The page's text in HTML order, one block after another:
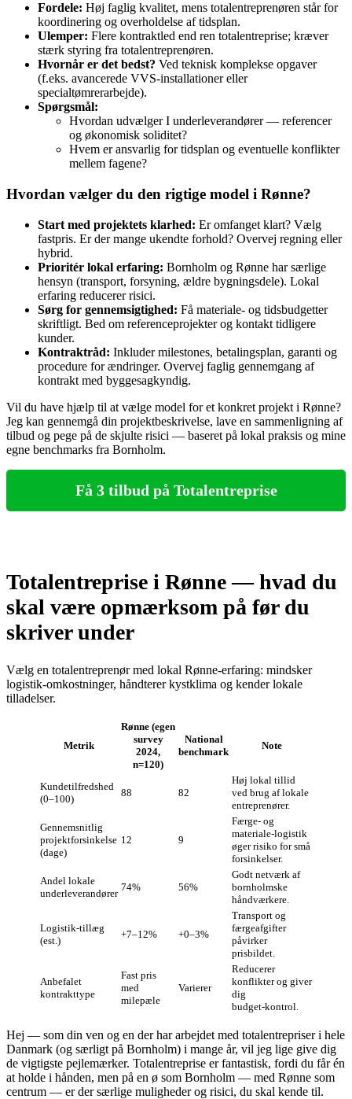
Fordele: Høj faglig kvalitet, mens totalentreprenøren står for
koordinering og overholdelse af tidsplan.
Ulemper: Flere kontraktled end ren totalentreprise; kræver
stærk styring fra totalentreprenøren.
Hvornår er det bedst? Ved teknisk komplekse opgaver
(f.eks. avancerede VVS‑installationer eller
specialtømrerarbejde).
Spørgsmål:
Hvordan udvælger I underleverandører — referencer
og økonomisk soliditet?
Hvem er ansvarlig for tidsplan og eventuelle konflikter
mellem fagene?
Hvordan vælger du den rigtige model i Rønne?
Start med projektets klarhed: Er omfanget klart? Vælg
fastpris. Er der mange ukendte forhold? Overvej regning eller
hybrid.
Prioritér lokal erfaring: Bornholm og Rønne har særlige
hensyn (transport, forsyning, ældre bygningsdele). Lokal
erfaring reducerer risici.
Sørg for gennemsigtighed: Få materiale‑ og tidsbudgetter
skriftligt. Bed om referenceprojekter og kontakt tidligere
kunder.
Kontraktråd: Inkluder milestones, betalingsplan, garanti og
procedure for ændringer. Overvej faglig gennemgang af
kontrakt med byggesagkyndig.
Vil du have hjælp til at vælge model for et konkret projekt i Rønne?
Jeg kan gennemgå din projektbeskrivelse, lave en sammenligning af
tilbud og pege på de skjulte risici — baseret på lokal praksis og mine
egne benchmarks fra Bornholm.
Få 3 tilbud på Totalentreprise
Totalentreprise i Rønne — hvad du
skal være opmærksom på før du
skriver under
Vælg en totalentreprenør med lokal Rønne‑erfaring: mindsker
logistik‑omkostninger, håndterer kystklima og kender lokale
tilladelser.
Metrik
Rønne (egen
survey
2024,
n=120)
National
benchmark
Note
Kundetilfredshed
(0–100)
88 82
Høj lokal tillid
ved brug af lokale
entreprenører.
Gennemsnitlig
projektforsinkelse
(dage)
12 9
Færge‑ og
materiale‑logistik
øger risiko for små
forsinkelser.
Andel lokale
underleverandører
74% 56%
Godt netværk af
bornholmske
håndværkere.
Logistik‑tillæg
(est.)
+7–12% +0–3%
Transport og
færgeafgifter
påvirker
prisbildet.
Anbefalet
kontrakttype
Fast pris
med
milepæle
Varierer
Reducerer
konflikter og giver
dig
budget‑kontrol.
Hej — som din ven og en der har arbejdet med totalentrepriser i hele
Danmark (og særligt på Bornholm) i mange år, vil jeg lige give dig
de vigtigste pejlemærker. Totalentreprise er fantastisk, fordi du får én
at holde i hånden, men på en ø som Bornholm — med Rønne som
centrum — er der særlige muligheder og risici, du skal kende til.